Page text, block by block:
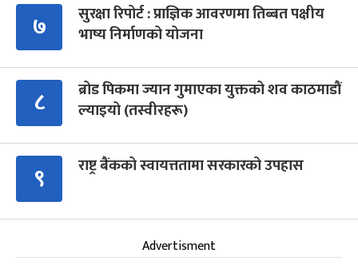
७
सुरक्षा रिपोर्ट : प्राज्ञिक आवरणमा तिब्बत पक्षीय
भाष्य निर्माणको योजना
८
ब्रोड पिकमा ज्यान गुमाएका युक्तको शव काठमाडौं
ल्याइयो (तस्वीरहरू)
९ राष्ट्र बैंकको स्वायत्ततामा सरकारको उपहास
Advertisment